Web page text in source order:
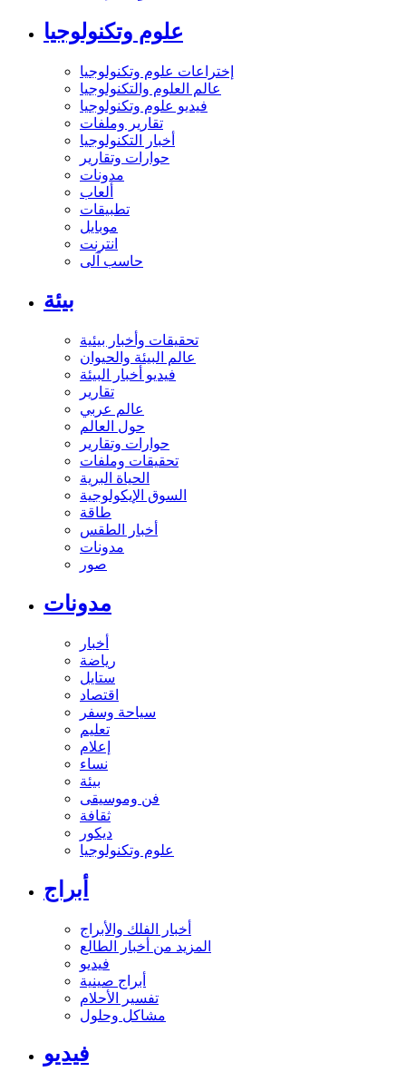
علوم وتكنولوجيا
إختراعات علوم وتكنولوجيا
عالم العلوم والتكنولوجيا
فيديو علوم وتكنولوجيا
تقارير وملفات
أخبار التكنولوجيا
حوارات وتقارير
مدونات
ألعاب
تطبيقات
موبايل
انترنت
حاسب آلى
بيئة
تحقيقات وأخبار بيئية
عالم البيئة والحيوان
فيديو أخبار البيئة
تقارير
عالم عربي
حول العالم
حوارات وتقارير
تحقيقات وملفات
الحياة البرية
السوق الإيكولوجية
طاقة
أخبار الطقس
مدونات
صور
مدونات
أخبار
رياضة
ستايل
اقتصاد
سياحة وسفر
تعليم
إعلام
نساء
بيئة
فن وموسيقى
ثقافة
ديكور
علوم وتكنولوجيا
أبراج
أخبار الفلك والأبراج
المزيد من أخبار الطالع
فيديو
أبراج صينية
تفسير الأحلام
مشاكل وحلول
فيديو